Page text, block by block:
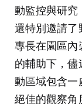
動監控與研究
還特別邀請了
專長在園區
的輔助下，
動區域包含一
絕佳的觀察